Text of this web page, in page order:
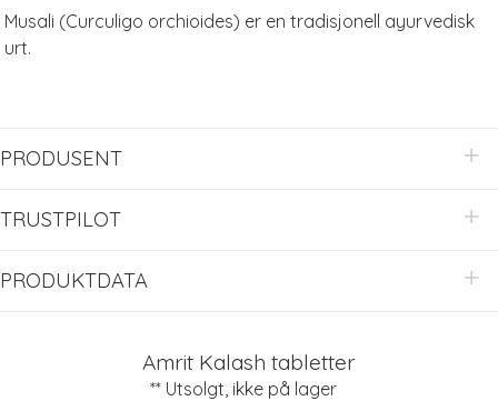
Musali (Curculigo orchioides) er en tradisjonell ayurvedisk
urt.
PRODUSENT
TRUSTPILOT
PRODUKTDATA
Amrit Kalash tabletter
** Utsolgt, ikke på lager